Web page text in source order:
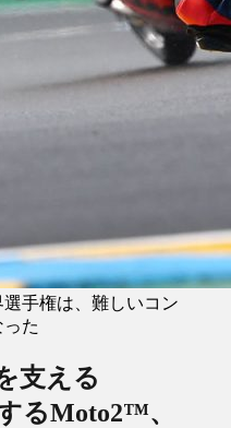
手権は、難しいコン
た
支える
るMoto2™、